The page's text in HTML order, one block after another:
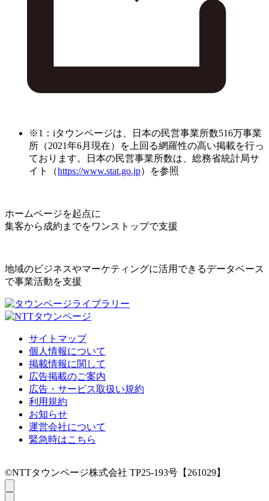
※1：iタウンページは、日本の民営事業所数516万事業
所（2021年6月現在）を上回る網羅性の高い掲載を行っ
ております。日本の民営事業所数は、総務省統計局サ
イト（https://www.stat.go.jp）を参照
ホームページを起点に
集客から成約までをワンストップで支援
地域のビジネスやマーケティングに活用できるデータベース
で事業活動を支援
サイトマップ
個人情報について
掲載情報に関して
広告掲載のご案内
広告・サービス取扱い規約
利用規約
お知らせ
運営会社について
緊急時はこちら
©NTTタウンページ株式会社 TP25-193号【261029】